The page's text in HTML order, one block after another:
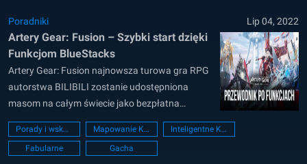
nazywane są „Mechami”,...
Poradniki Lip 04, 2022
Artery Gear: Fusion – Szybki start dzięki
Funkcjom BlueStacks
Artery Gear: Fusion najnowsza turowa gra RPG
autorstwa BILIBILI zostanie udostępniona
masom na całym świecie jako bezpłatna
aplikacja zarówno w Google Play Store, jak i
Apple App Store 14 czerwca 2022 roku. Gracze
wejdą w rolę dowódcy Artery Gear ( AG)
Porady i wskazówki Mapowanie Klawiszy
Inteligentne Kontrolki
Fabularne
Gacha